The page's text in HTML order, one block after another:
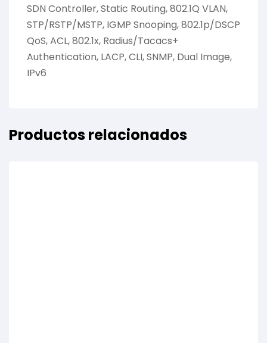
SDN Controller, Static Routing, 802.1Q VLAN,
STP/RSTP/MSTP, IGMP Snooping, 802.1p/DSCP
QoS, ACL, 802.1x, Radius/Tacacs+
Authentication, LACP, CLI, SNMP, Dual Image,
IPv6
Productos relacionados